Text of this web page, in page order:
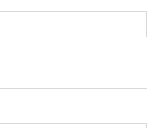
kosztów płatności